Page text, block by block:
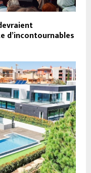
d’incontournables